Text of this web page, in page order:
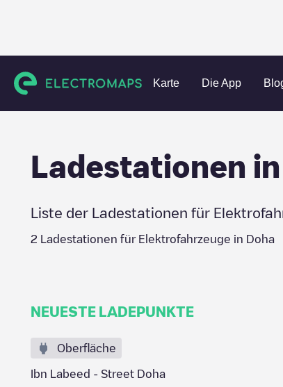
Karte Die App
Charging stations Katar Doha Doha
Ladestationen in
Liste der Ladestationen für
2 Ladestationen für Elektrofahrzeuge in Doha
NEUESTE LADEPUNKTE
Oberfläche
Ibn Labeed - Street ‌Doha